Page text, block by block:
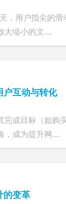
，用户指尖的
大缩小的文....
户互动与转化
完成目标（如
，成为提升网....
的变革